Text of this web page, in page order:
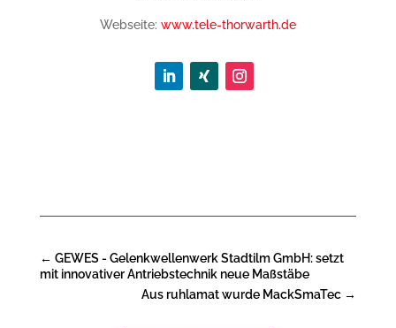
Webseite: www.tele-thorwarth.de
← GEWES - Gelenkwellenwerk Stadtilm GmbH: setzt
mit innovativer Antriebstechnik neue Maßstäbe
Aus ruhlamat wurde MackSmaTec →